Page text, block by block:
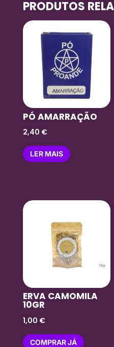
PRODUTOS
PÓ AMARRAÇÃO
2,40 €
LER MAIS
ERVA CAMOMILA
10GR
1,00 €
COMPRAR JÁ